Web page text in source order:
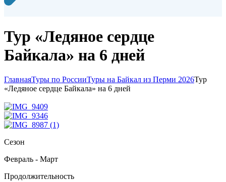
Тур «Ледяное сердце
Байкала» на 6 дней
ГлавнаяТуры по РоссииТуры на Байкал из Перми 2026Тур
«Ледяное сердце Байкала» на 6 дней
Сезон
Февраль - Март
Продолжительность